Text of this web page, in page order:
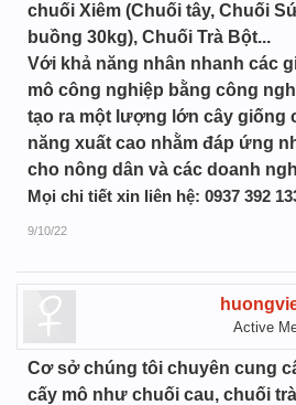
chuối Xiêm (Chuối tây, Chuối
buồng 30kg), Chuối Trà Bột...
Với khả năng nhân nhanh các
mô công nghiệp bằng công
tạo ra một lượng lớn cây giống
năng xuất cao nhằm đáp ứng
cho nông dân và các doanh
Mọi chi tiết xin liên hệ: 0937 392
9/10/22
Active
Cơ sở chúng tôi chuyên cung
cấy mô như chuối cau, chuối